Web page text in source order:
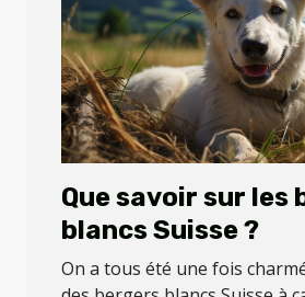
Que savoir sur les
blancs Suisse ?
On a tous été une fois